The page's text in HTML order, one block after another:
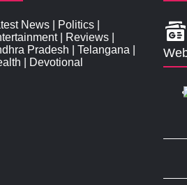
News Politics
| Reviews
Pradesh
Telangana
Devotional